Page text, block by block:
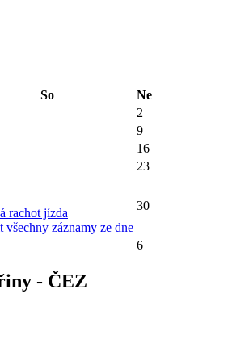
So
Ne
2
9
16
23
rachot jízda
všechny záznamy ze dne
30
6
- ČEZ